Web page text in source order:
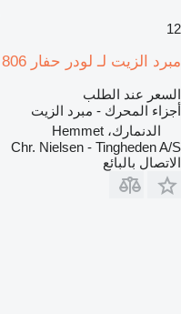
12
مبرد الزيت لـ لودر حفار Hydrema 806
السعر عند الطلب
أجزاء المحرك - مبرد الزيت
الدنمارك، Hemmet
Chr. Nielsen - Tingheden A/S
الاتصال بالبائع